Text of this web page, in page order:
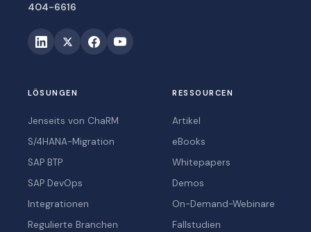
404-6616
LÖSUNGEN
Jenseits von ChaRM
S/4HANA-Migration
SAP BTP
SAP DevOps
Integrationen
Regulierte Branchen
RESSOURCEN
Artikel
eBooks
Whitepapers
Demos
On-Demand-Webinare
Fallstudien